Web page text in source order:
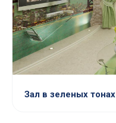
Зал в зеленых тонах